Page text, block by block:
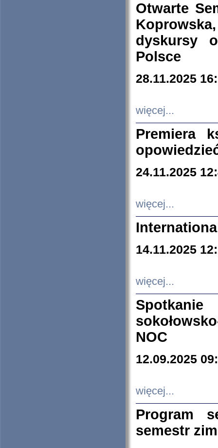
Otwarte
dyskursy
Polsce
28.11.2025
więcej...
Premiera
24.11.2025
więcej...
14.11.2025
więcej...
NOC
12.09.2025
więcej...
Program
semestr